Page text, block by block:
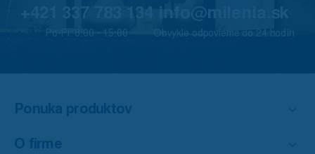
+421 337 783 134
Po-Pi: 8:00 - 15:00
info@milenia.sk
Obvykle odpovieme do 24 hodín
Ponuka produktov
O firme